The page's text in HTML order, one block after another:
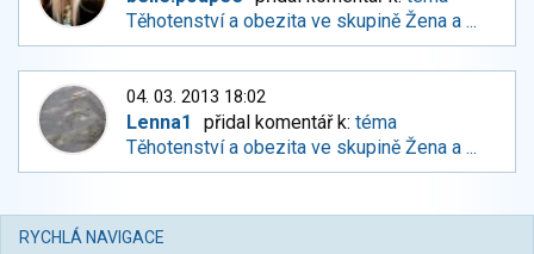
Těhotenství a obezita ve skupině Žena a ...
04. 03. 2013 18:02
Lenna1 přidal komentář k:téma
Těhotenství a obezita ve skupině Žena a ...
RYCHLÁ NAVIGACE